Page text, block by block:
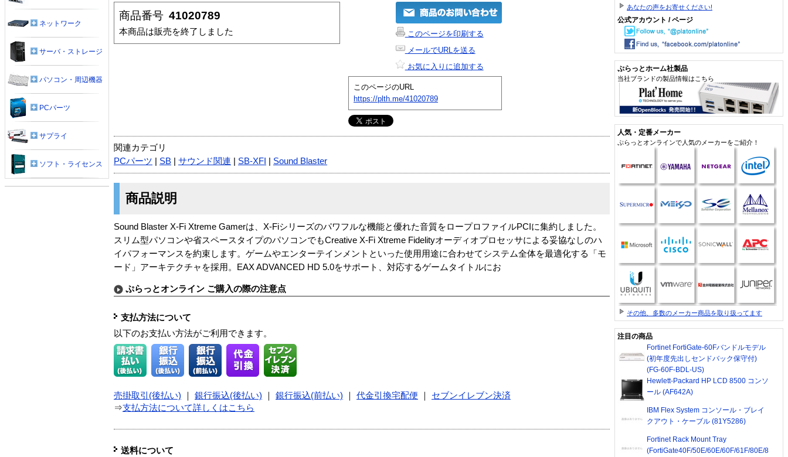
商品番号 41020789
本商品は販売を終了しました
このページを印刷する
メールでURLを送る
お気に入りに追加する
このページのURL
https://plth.me/41020789
関連カテゴリ
PCパーツ
SB サウンド関連 SB-XFI Sound Blaster
商品説明
Sound Blaster X-Fi Xtreme Gamerは、X-Fiシリーズのパワフルな機能と優れた音質をロープロファイルPCIに集約しました。
スリム型パソコンや省スペースタイプのパソコンでもCreative X-Fi Xtreme Fidelityオーディオプロセッサによる妥協なしのハ
イパフォーマンスを約束します。ゲームやエンターテインメントといった使用用途に合わせてシステム全体を最適化する「モ
ード」アーキテクチャを採用。EAX ADVANCED HD 5.0をサポート、対応するゲームタイトルにお
ぷらっとオンライン ご購入の際の注意点
支払方法について
以下のお支払い方法がご利用できます。
売掛取引(後払い) 銀行振込(後払い) 銀行振込(前払い) 代金引換宅配便
セブンイレブン決済
⇒支払方法について詳しくはこちら
送料について
ネットワーク
サーバ・ストレージ
パソコン・周辺機器
PCパーツ
サプライ
ソフト・ライセンス
あなたの声をお寄せください!
公式アカウント / ページ
ぷらっとホーム社製品
当社ブランドの製品情報はこちら
人気・定番メーカー
ぷらっとオンラインで人気のメーカーをご紹介！
その他、多数のメーカー商品を取り扱ってます
注目の商品
Fortinet FortiGate-60Fバンドルモデル
(初年度先出しセンドバック保守付)
(FG-60F-BDL-US)
Hewlett-Packard HP LCD 8500 コンソ
ール (AF642A)
IBM Flex System コンソール・ブレイ
クアウト・ケーブル (81Y5286)
Fortinet Rack Mount Tray
(FortiGate40F/50E/60E/60F/61F/80E/8